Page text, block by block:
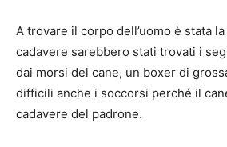
A trovare il corpo dell’uomo è stata
cadavere sarebbero stati trovati i
dai morsi del cane, un boxer di
difficili anche i soccorsi perché il
cadavere del padrone.